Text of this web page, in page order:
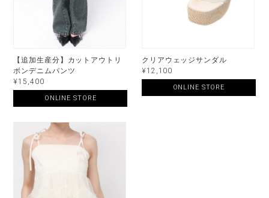
【追加生産分】カットアウトリ
ボンデニムパンツ
¥15,400
ONLINE STORE
クリアウェッジサンダル
¥12,100
ONLINE STORE